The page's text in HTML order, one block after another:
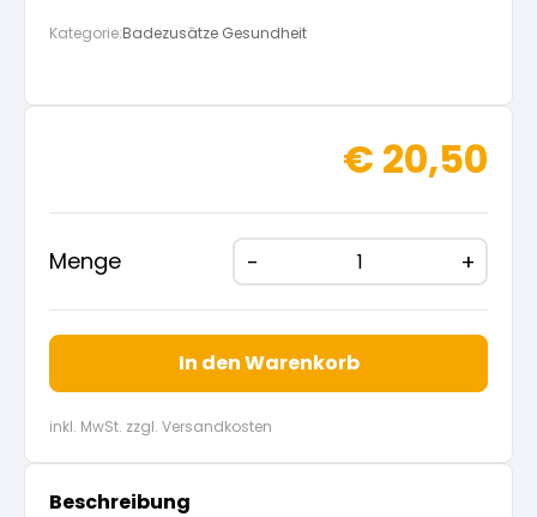
Kategorie:Badezusätze Gesundheit
€ 20,50
Menge
In den Warenkorb
inkl. MwSt. zzgl. Versandkosten
Beschreibung